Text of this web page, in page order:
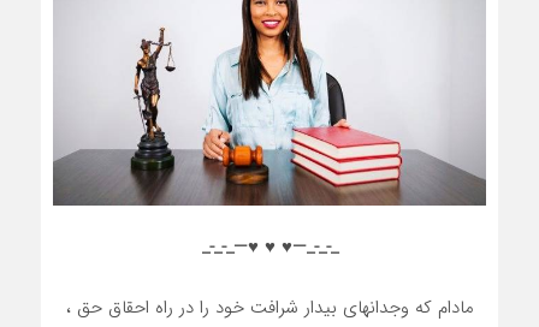
_-_-_—♥️ ♥️ ♥️—_-_-_
مادام که وجدانهای بیدار شرافت خود را در راه احقاق حق ،